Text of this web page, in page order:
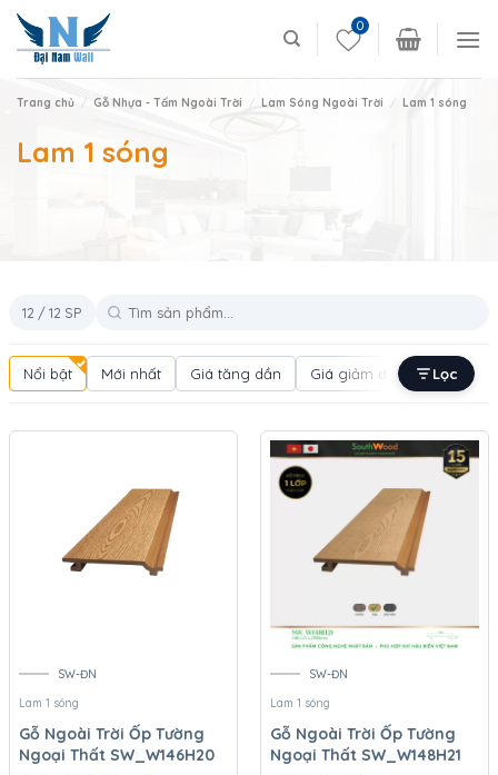
Skip
content
0
Trang chủ / Gỗ Nhựa - Tấm Ngoài Trời / Lam Sóng Ngoài Trời / Lam 1 sóng
Lam 1 sóng
12 / 12 SP
Nổi bật Mới nhất Giá tăng dần Giá giảm dần Bán
Lọc
SW-ĐN
Lam 1 sóng
Gỗ Ngoài Trời Ốp Tường
Ngoại Thất SW_W146H20
SW-ĐN
Lam 1 sóng
Gỗ Ngoài Trời Ốp Tường
Ngoại Thất SW_W148H21